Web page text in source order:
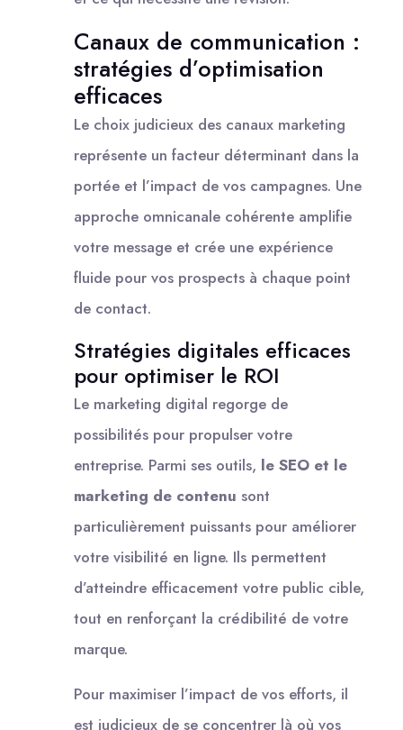
Canaux de communication :
stratégies d’optimisation
efficaces
Le choix judicieux des canaux marketing
représente un facteur déterminant dans la
portée et l’impact de vos campagnes. Une
approche omnicanale cohérente amplifie
votre message et crée une expérience
fluide pour vos prospects à chaque point
de contact.
Stratégies digitales efficaces
pour optimiser le ROI
Le marketing digital regorge de
possibilités pour propulser votre
entreprise. Parmi ses outils, le SEO et le
marketing de contenu sont
particulièrement puissants pour améliorer
votre visibilité en ligne. Ils permettent
d’atteindre efficacement votre public cible,
tout en renforçant la crédibilité de votre
marque.
Pour maximiser l’impact de vos efforts, il
est judicieux de se concentrer là où vos